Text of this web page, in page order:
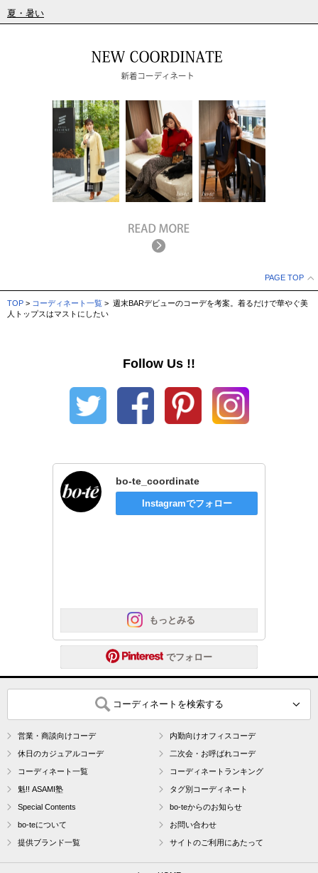
夏・暑い
PAGE TOP
TOP > コーディネート一覧 > 週末BARデビューのコーデを考案。着るだけで華やぐ美
人トップスはマストにしたい
Follow Us !!
でフォロー
bo-te_coordinate
Instagramでフォロー
もっとみる
コーディネートを検索する
営業・商談向けコーデ 内勤向けオフィスコーデ
休日のカジュアルコーデ 二次会・お呼ばれコーデ
コーディネート一覧 コーディネートランキング
魁!! ASAMI塾 タグ別コーディネート
Special Contents bo-teからのお知らせ
bo-teについて お問い合わせ
提供ブランド一覧 サイトのご利用にあたって